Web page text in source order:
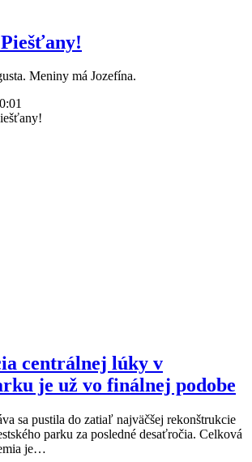
Meniny má Jozefína.
centrálnej lúky v
je už vo finálnej podobe
sa pustila do zatiaľ najväčšej rekonštrukcie
parku za posledné desaťročia. Celková
je…